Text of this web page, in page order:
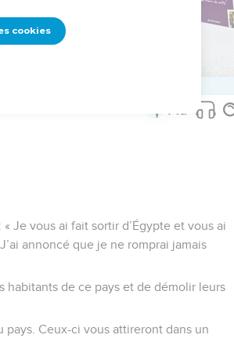
imprimée, rendez-vous sur www.editionsbiblio.fr
Je vous ai fait sortir d’Égypte et vous ai
annoncé que je ne romprai jamais
habitants de ce pays et de démolir leurs
pays. Ceux-ci vous attireront dans un
cookies